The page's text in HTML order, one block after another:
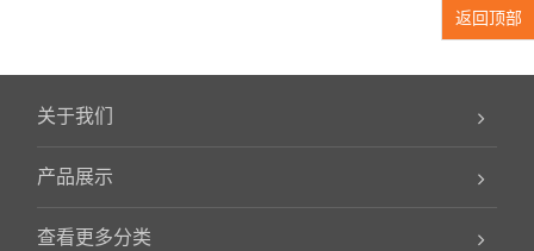
关于我们
产品展示
查看更多分类
返回顶部